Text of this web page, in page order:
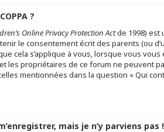
?
Online Privacy Protection Actde 1998) est
le consentement écrit des parents (ou
cela s’applique à vous, lorsque vous
les propriétaires de ce forum ne peuvent
mentionnées dans la question « Qui
mais je n’y parviens pas !